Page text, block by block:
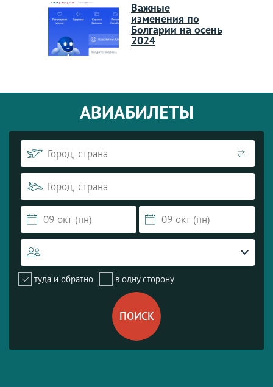
Важные
изменения по
Болгарии на осень
2024
АВИАБИЛЕТЫ
туда и обратно в одну сторону